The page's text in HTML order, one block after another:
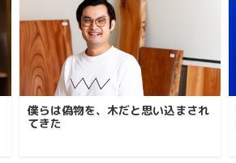
僕らは偽物を、木だと思い込まされ
てきた